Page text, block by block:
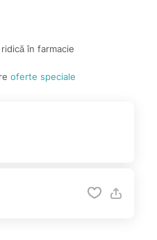
ridică în farmacie
oferte speciale